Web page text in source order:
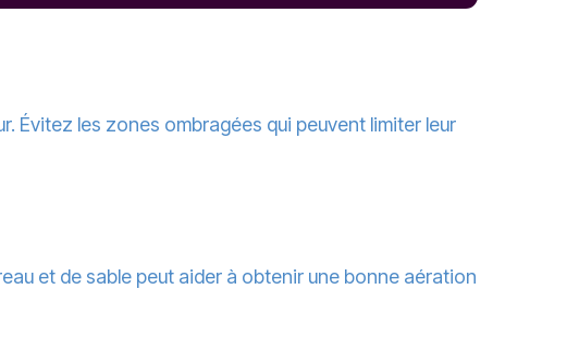
Évitez les zones ombragées qui peuvent limiter leur
et de sable peut aider à obtenir une bonne aération